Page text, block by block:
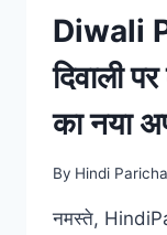
Diwali
दिवाली
का नया
By Hindi
नमस्ते,